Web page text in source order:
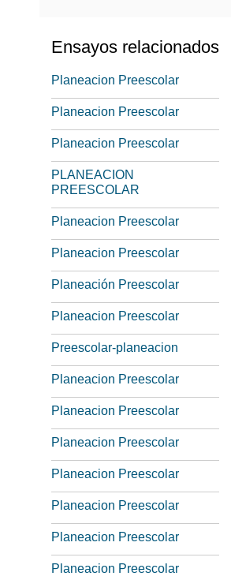
Ensayos relacionados
Planeacion Preescolar
Planeacion Preescolar
Planeacion Preescolar
PLANEACION
PREESCOLAR
Planeacion Preescolar
Planeacion Preescolar
Planeación Preescolar
Planeacion Preescolar
Preescolar-planeacion
Planeacion Preescolar
Planeacion Preescolar
Planeacion Preescolar
Planeacion Preescolar
Planeacion Preescolar
Planeacion Preescolar
Planeacion Preescolar